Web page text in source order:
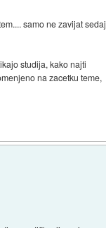
samo ne zavijat sedaj
studija, kako najti
na zacetku teme,